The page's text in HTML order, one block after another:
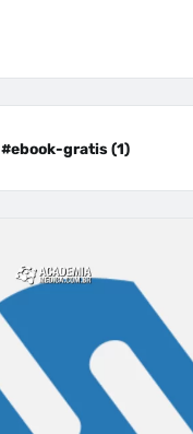
#ebook-gratis (1)